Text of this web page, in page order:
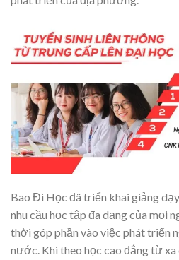
Bao Đi Học đã triển khai giảng
nhu cầu học tập đa dạng của mọi
thời góp phần vào việc phát triển
nước. Khi theo học cao đẳng từ